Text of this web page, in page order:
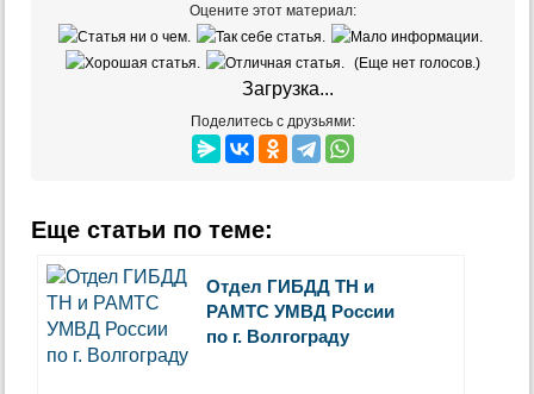
Оцените этот материал:
(Еще нет голосов.)
Загрузка...
Поделитесь с друзьями:
Еще статьи по теме:
Отдел ГИБДД ТН и
РАМТС УМВД России
по г. Волгограду